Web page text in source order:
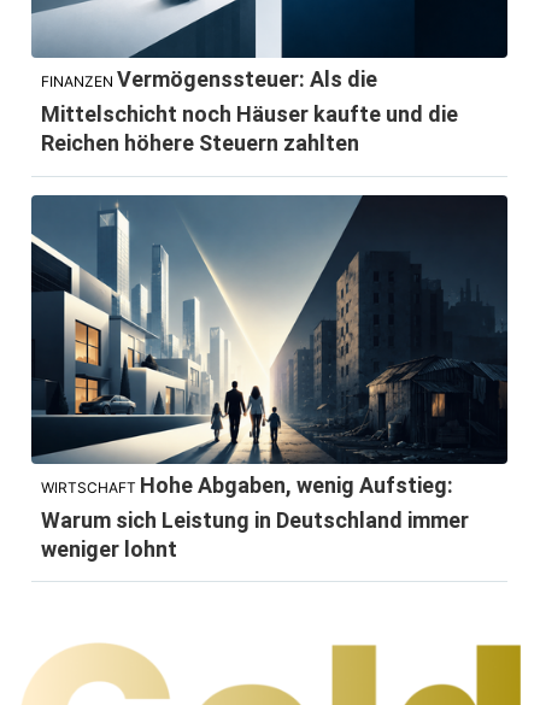
FINANZEN Vermögenssteuer: Als die
Mittelschicht noch Häuser kaufte und die
Reichen höhere Steuern zahlten
WIRTSCHAFT Hohe Abgaben, wenig Aufstieg:
Warum sich Leistung in Deutschland immer
weniger lohnt